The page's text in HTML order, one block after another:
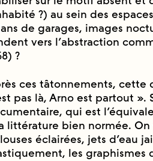
?) au sein des
de garages, images
vers l’abstraction
?
ces tâtonnements, cette
pas là, Arno est partout ».
qui est
littérature bien normée. On
éclairées, jets d’eau
les graphismes